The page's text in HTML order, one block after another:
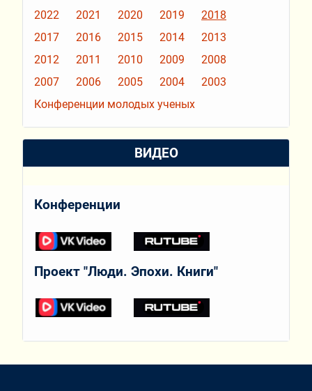
2022
2021 2020 2019
2018
2017
2016 2015 2014
2013
2012
2011 2010 2009
2008
2007
2006 2005 2004
2003
Конференции молодых ученых
ВИДЕО
Конференции
Проект "Люди. Эпохи. Книги"